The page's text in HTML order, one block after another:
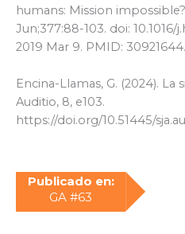
humans: Mission
Jun;377:88-103. doi: 10.1016/
2019 Mar 9. PMID: 30921644.
Encina-Llamas, G. (2024).
Auditio, 8, e103.
https://doi.org/10.51445/
Publicado en:
GA #63